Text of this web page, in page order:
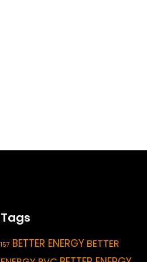
Tags
157 BETTER ENERGY BETTER